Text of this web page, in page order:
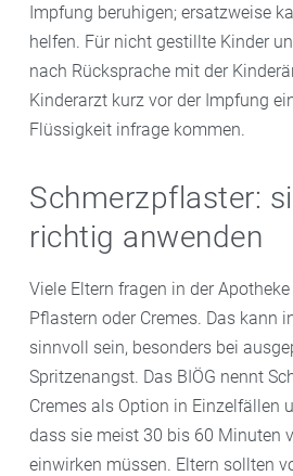
Impfung beruhigen; ersatzweise
helfen. Für nicht gestillte Kinder
nach Rücksprache mit der
Kinderarzt kurz vor der Impfung
Flüssigkeit infrage kommen.
Schmerzpflaster:
richtig anwenden
Viele Eltern fragen in der
Pflastern oder Cremes. Das kann
sinnvoll sein, besonders bei
Spritzenangst. Das BIÖG nennt
Cremes als Option in Einzelfällen
dass sie meist 30 bis 60 Minuten
einwirken müssen. Eltern sollten